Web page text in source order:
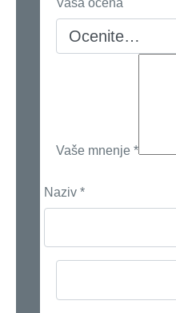
Vaša ocena
Vaše mnenje *
Naziv *